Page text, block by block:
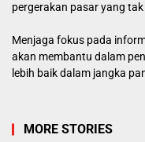
pergerakan pasar yang
Menjaga fokus pada
akan membantu dalam
lebih baik dalam jangka
MORE STORIES